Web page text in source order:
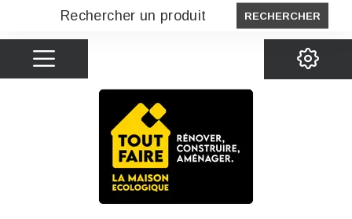
RECHERCHER